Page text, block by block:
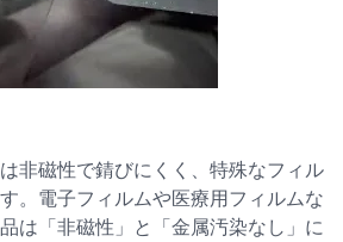
非磁性で錆びにくく、特殊なフィル
。電子フィルムや医療用フィルムな
は「非磁性」と「金属汚染なし」に